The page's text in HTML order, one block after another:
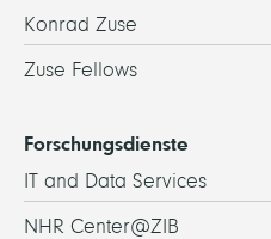
Konrad Zuse
Zuse Fellows
Forschungsdienste
IT and Data Services
NHR Center@ZIB